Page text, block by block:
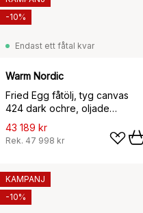
Endast ett fåtal kvar
Warm Nordic
Fried Egg fåtölj, tyg canvas
424 dark ochre, oljade
teakben
43 189 kr
Rek. 47 998 kr
-10%
KAMPANJ
-10%